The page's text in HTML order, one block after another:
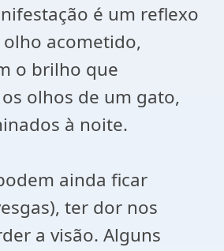
é um reflexo
acometido,
o brilho que
olhos de um gato,
à noite.
ainda ficar
ter dor nos
a visão. Alguns